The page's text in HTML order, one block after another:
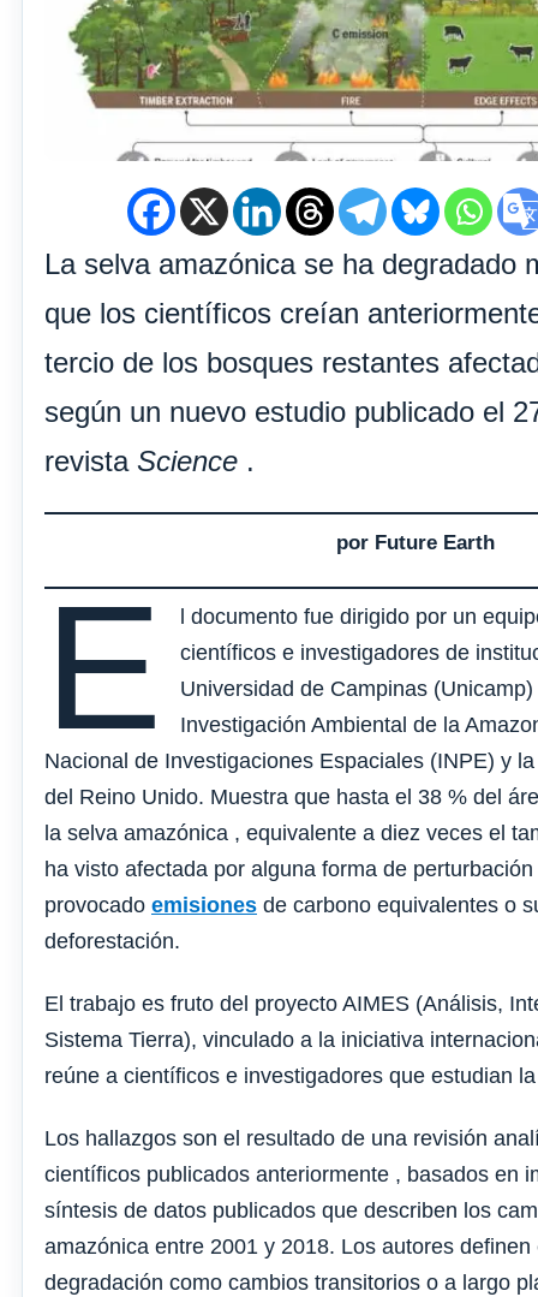
La selva amazónica se ha degradado
que los científicos creían
tercio de los bosques restantes
según un nuevo estudio publicado el
revista Science .
por Future Earth
E
l documento fue dirigido por un
científicos e investigadores de
Universidad de Campinas
Investigación Ambiental de la
Nacional de Investigaciones Espaciales (INPE) y
del Reino Unido. Muestra que hasta el 38 % del
la selva amazónica , equivalente a diez veces el
ha visto afectada por alguna forma de
provocado emisiones de carbono equivalentes o
deforestación.
El trabajo es fruto del proyecto AIMES (Análisis,
Sistema Tierra), vinculado a la iniciativa
reúne a científicos e investigadores que estudian
Los hallazgos son el resultado de una revisión
científicos publicados anteriormente , basados ​​en
síntesis de datos publicados que describen los
amazónica entre 2001 y 2018. Los autores
degradación como cambios transitorios o a largo